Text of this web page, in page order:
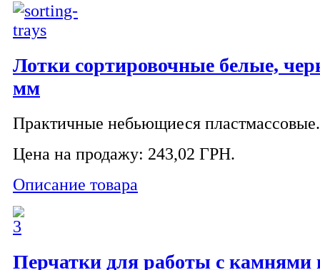
Лотки сортировочные белые,
мм
Практичные небьющиеся
Цена на продажу: 243,02 ГРН.
Описание товара
Перчатки для работы с камнями